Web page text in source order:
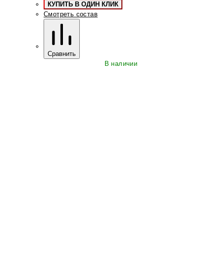
КУПИТЬ В ОДИН КЛИК
Смотреть состав
Сравнить
В наличии